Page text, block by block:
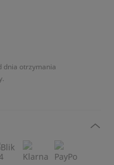
dnia otrzymania